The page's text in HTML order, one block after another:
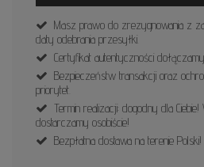
Masz prawo do zrezygnowania z
daty odebrania przesyłki.
Certyfikat autentyczności
Bezpieczeństw transakcji oraz
priorytet.
Termin realizacji: dogodny dla
dostarczamy osobiście!
Bezpłatna dostawa na terenie Polski!